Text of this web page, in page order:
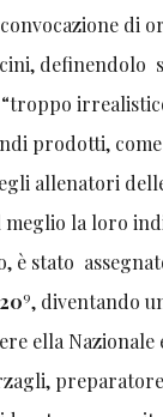
di
definendolo
prodotti,
allenatori
la loro
è stato
9, diventando
ella